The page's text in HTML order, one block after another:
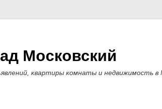
Московский
квартиры комнаты и недвижимость в